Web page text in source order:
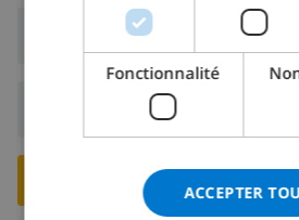
Arrivée: De 17:00
Départ: Avant:
RESERVER CETTE
Fonctionnalité
ACCEPTER